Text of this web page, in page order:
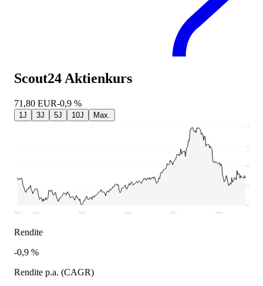
Scout24 Aktienkurs
71,80 EUR-0,9 %
1J 3J 5J 10J Max.
46,56
65,02
83,48
101,94
120,4
2021 2022 2023 2024 2025 2026
Rendite
-0,9 %
Rendite p.a. (CAGR)